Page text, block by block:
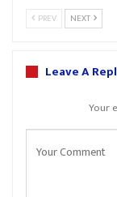
PREV NEXT
Leave A
Your